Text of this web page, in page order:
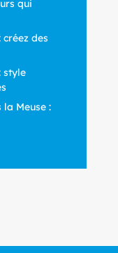
qui
des
style
Meuse :